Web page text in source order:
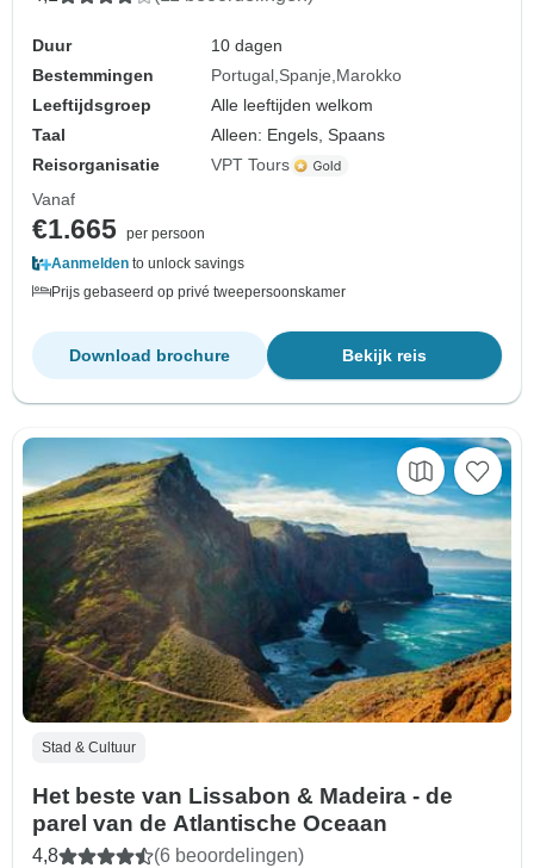
Duur
10 dagen
Bestemmingen
Portugal Spanje Marokko
Leeftijdsgroep
Alle leeftijden welkom
Taal
Alleen: Engels, Spaans
Reisorganisatie
VPT Tours
Vanaf
€1.665 per persoon
Aanmelden to unlock savings
Prijs gebaseerd op privé tweepersoonskamer
Bekijk reis
Download brochure
Stad & Cultuur
Het beste van Lissabon & Madeira - de
parel van de Atlantische Oceaan
4,8 (6 beoordelingen)